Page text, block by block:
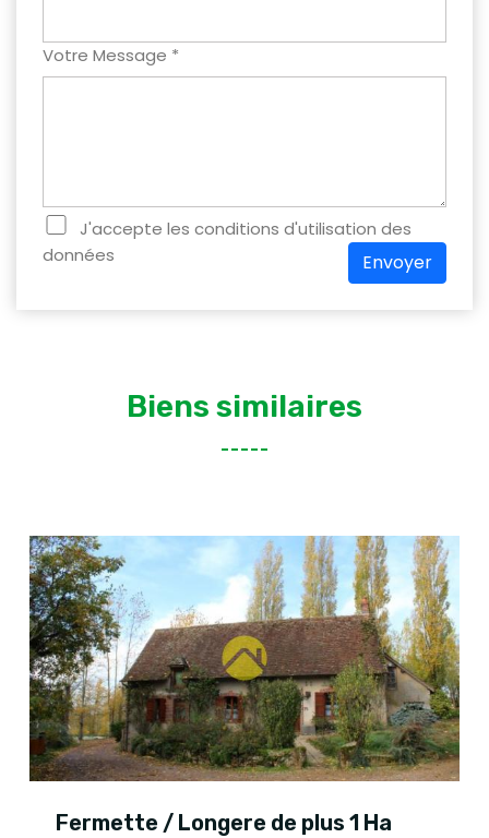
Votre Message *
J'accepte les conditions d'utilisation des
données
Envoyer
Biens similaires
Fermette / Longere de plus 1 Ha